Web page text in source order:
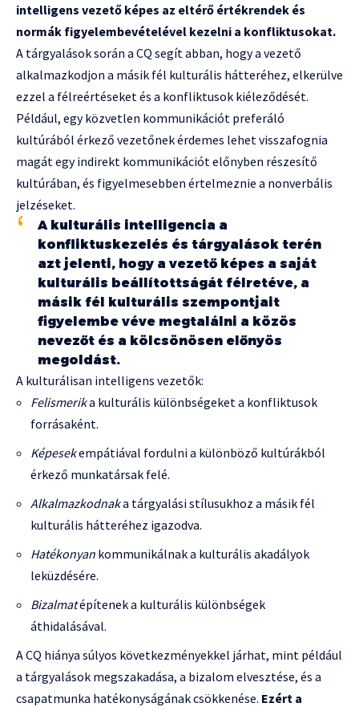
intelligens vezető képes az eltérő értékrendek és
normák figyelembevételével kezelni a konfliktusokat.
A tárgyalások során a CQ segít abban, hogy a vezető
alkalmazkodjon a másik fél kulturális hátteréhez, elkerülve
ezzel a félreértéseket és a konfliktusok kiéleződését.
Például, egy közvetlen kommunikációt preferáló
kultúrából érkező vezetőnek érdemes lehet visszafognia
magát egy indirekt kommunikációt előnyben részesítő
kultúrában, és figyelmesebben értelmeznie a nonverbális
jelzéseket.
A kulturális intelligencia a
konfliktuskezelés és tárgyalások terén
azt jelenti, hogy a vezető képes a saját
kulturális beállítottságát félretéve, a
másik fél kulturális szempontjait
figyelembe véve megtalálni a közös
nevezőt és a kölcsönösen előnyös
megoldást.
A kulturálisan intelligens vezetők:
Felismerika kulturális különbségeket a konfliktusok
forrásaként.
Képesekempátiával fordulni a különböző kultúrákból
érkező munkatársak felé.
Alkalmazkodnaka tárgyalási stílusukhoz a másik fél
kulturális hátteréhez igazodva.
Hatékonyan kommunikálnak a kulturális akadályok
leküzdésére.
Bizalmatépítenek a kulturális különbségek
áthidalásával.
A CQ hiánya súlyos következményekkel járhat, mint például
a tárgyalások megszakadása, a bizalom elvesztése, és a
csapatmunka hatékonyságának csökkenése. Ezért a